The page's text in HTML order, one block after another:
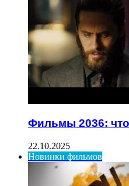
Фильмы 2036:
22.10.2025
Новинки фильмов